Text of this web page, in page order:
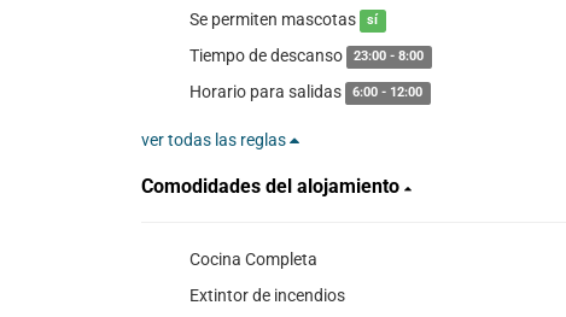
Se permiten mascotas sí
Tiempo de descanso 23:00 - 8:00
Horario para salidas 6:00 - 12:00
ver todas las reglas
Comodidades del alojamiento
Cocina Completa
Extintor de incendios